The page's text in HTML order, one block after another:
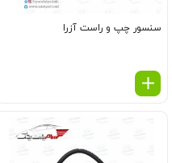
سنسور چپ و راست آزرا